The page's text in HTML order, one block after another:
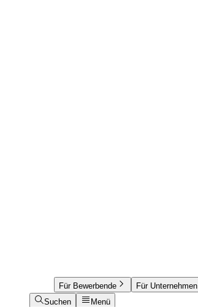
Für Bewerbende Für Unternehmen
Suchen
Menü